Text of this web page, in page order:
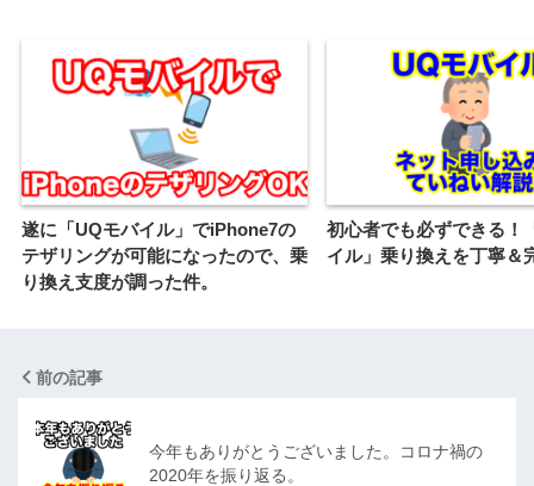
遂に「UQモバイル」でiPhone7の
テザリングが可能になったので、乗
り換え支度が調った件。
初心者でも必ずできる！
イル」乗り換えを丁寧＆
前の記事
今年もありがとうございました。コロナ禍の
2020年を振り返る。